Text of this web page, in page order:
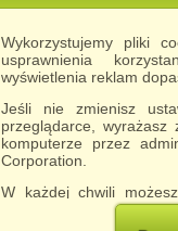
Wykorzystujemy pliki
usprawnienia
wyświetlenia reklam
Jeśli nie zmienisz
przeglądarce,
komputerze przez
Corporation.
W każdej chwili
cookies w swojej
w naszej